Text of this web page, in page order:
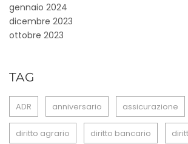
gennaio 2024
dicembre 2023
ottobre 2023
TAG
ADR anniversario assicurazione
diritto agrario diritto bancario